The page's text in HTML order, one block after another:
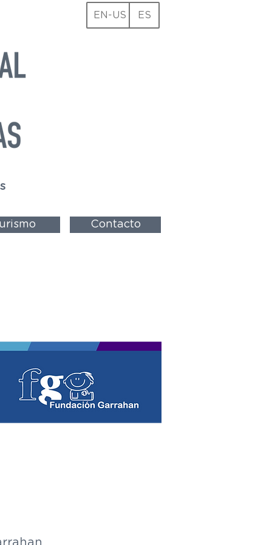
EN-US ES
Contacto